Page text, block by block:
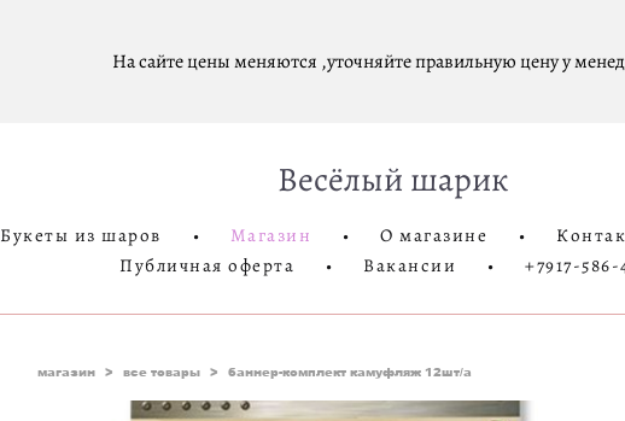
На сайте цены меняются ,уточняйте правильную цену у
Весёлый шарик
Букеты из шаров • Магазин • О магазине •
Публичная оферта
• Вакансии • +7917-586-
магазин > все товары > баннер-комплект камуфляж 12шт/а